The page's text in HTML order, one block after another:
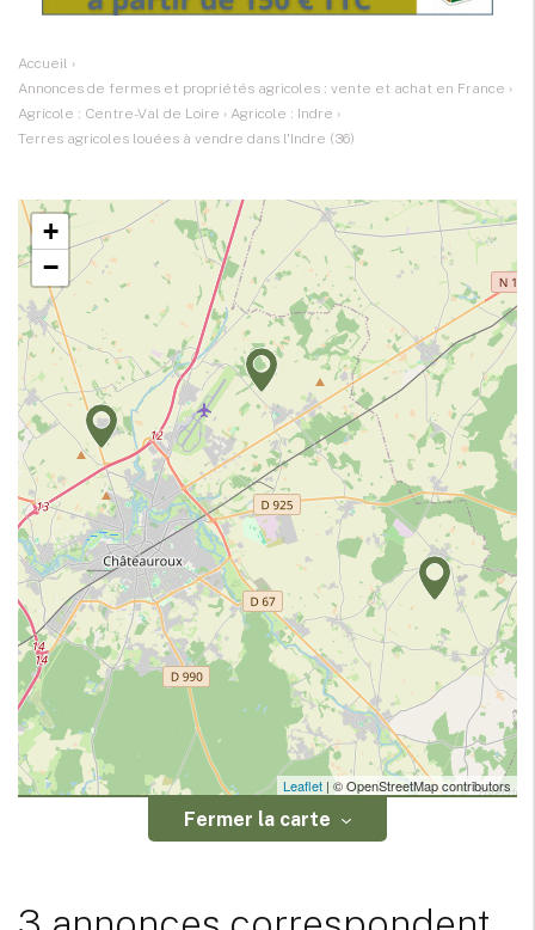
Accueil ›
Annonces de fermes et propriétés agricoles : vente et achat en France ›
Agricole : Centre-Val de Loire › Agricole : Indre ›
Terres agricoles louées à vendre dans l'Indre (36)
+
−
Leaflet | © OpenStreetMap contributors
Fermer la carte